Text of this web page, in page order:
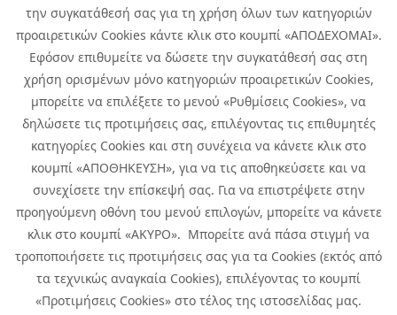
την συγκατάθεσή σας για τη χρήση όλων των κατηγοριών
προαιρετικών Cookies κάντε κλικ στο κουμπί «ΑΠΟΔΕΧΟΜΑΙ».
Εφόσον επιθυμείτε να δώσετε την συγκατάθεσή σας στη
χρήση ορισμένων μόνο κατηγοριών προαιρετικών Cookies,
μπορείτε να επιλέξετε το μενού «Ρυθμίσεις Cookies», να
δηλώσετε τις προτιμήσεις σας, επιλέγοντας τις επιθυμητές
κατηγορίες Cookies και στη συνέχεια να κάνετε κλικ στο
κουμπί «ΑΠΟΘΗΚΕΥΣΗ», για να τις αποθηκεύσετε και να
συνεχίσετε την επίσκεψή σας. Για να επιστρέψετε στην
προηγούμενη οθόνη του μενού επιλογών, μπορείτε να κάνετε
κλικ στο κουμπί «ΑΚΥΡΟ». Μπορείτε ανά πάσα στιγμή να
τροποποιήσετε τις προτιμήσεις σας για τα Cookies (εκτός από
τα τεχνικώς αναγκαία Cookies), επιλέγοντας το κουμπί
«Προτιμήσεις Cookies» στο τέλος της ιστοσελίδας μας.
Copyright © 2026 Infoquest.gr All Rights Reserved.
Cookies Policy Cookies Preferences |
Privacy Policy: To learn more about the processing of personal data